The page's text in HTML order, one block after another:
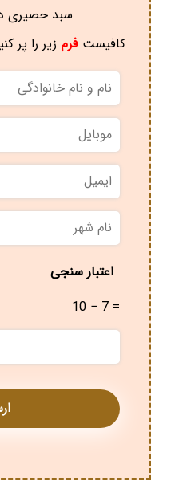
سبد حصیری
کافیستفرم زیر را پر
نام
و
نام
خانوادگی
موبایل
ایمیل
نام
شهر *
اعتبار سنجی
10 − 7 =